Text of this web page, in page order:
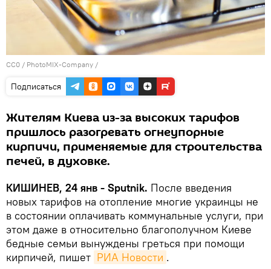
CC0 / PhotoMIX-Company /
Подписаться
Жителям Киева из-за высоких тарифов
пришлось разогревать огнеупорные
кирпичи, применяемые для строительства
печей, в духовке.
КИШИНЕВ, 24 янв - Sputnik. После введения
новых тарифов на отопление многие украинцы не
в состоянии оплачивать коммунальные услуги, при
этом даже в относительно благополучном Киеве
бедные семьи вынуждены греться при помощи
кирпичей, пишет РИА Новости .